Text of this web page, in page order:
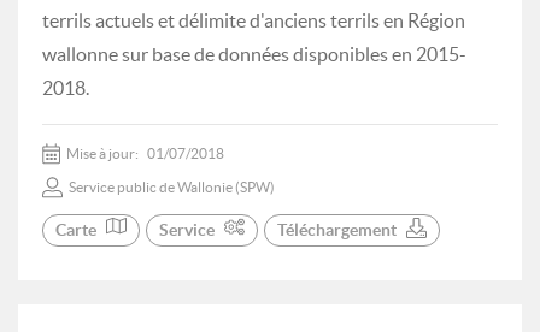
terrils actuels et délimite d'anciens terrils en Région
wallonne sur base de données disponibles en 2015-
2018.
Mise à jour: 01/07/2018
Service public de Wallonie (SPW)
Carte Service Téléchargement